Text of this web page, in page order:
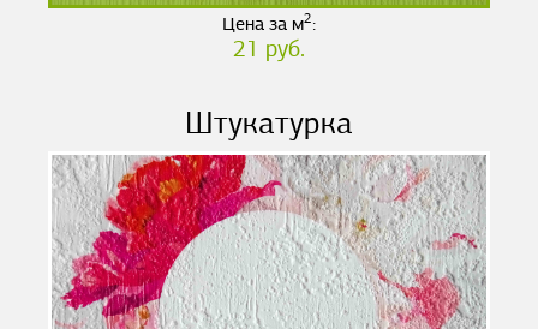
Цена за м2:
21 руб.
Штукатурка